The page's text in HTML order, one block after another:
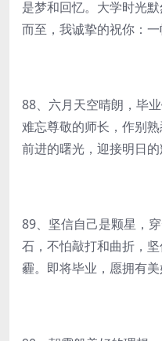
是梦和回忆。大学时光
而至，我诚挚的祝你：
88、六月天空晴朗，毕
难忘尊敬的师长，作别
前进的曙光，迎接明日的
89、坚信自己是颗星，
石，不怕敲打和曲折，
霾。即将毕业，愿拥有美